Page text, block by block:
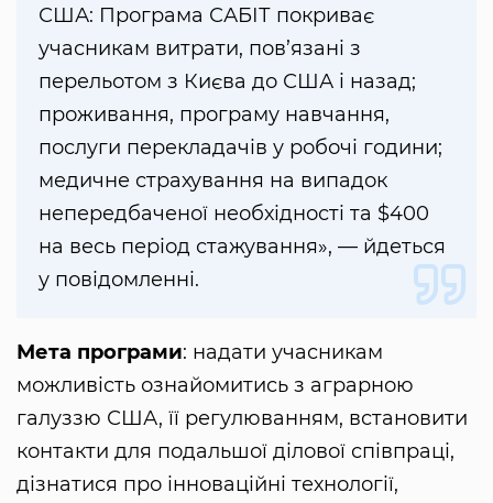
США: Програма САБІТ покриває
учасникам витрати, пов’язані з
перельотом з Києва до США і назад;
проживання, програму навчання,
послуги перекладачів у робочі години;
медичне страхування на випадок
непередбаченої необхідності та $400
на весь період стажування», — йдеться
у повідомленні.
Мета програми: надати учасникам
можливість ознайомитись з аграрною
галуззю США, її регулюванням, встановити
контакти для подальшої ділової співпраці,
дізнатися про інноваційні технології,